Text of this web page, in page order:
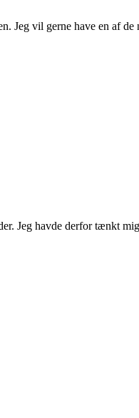
vil gerne have en af
Jeg havde derfor tænkt